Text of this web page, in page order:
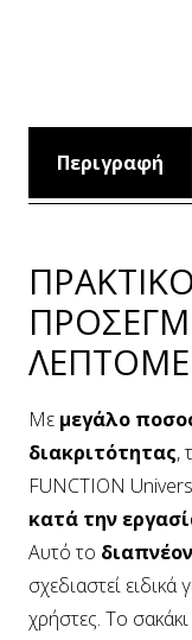
Περιγραφή
Με μεγάλο
διακριτότητας,
FUNCTION
κατά την
Αυτό το
σχεδιαστεί ειδικά
χρήστες. Το